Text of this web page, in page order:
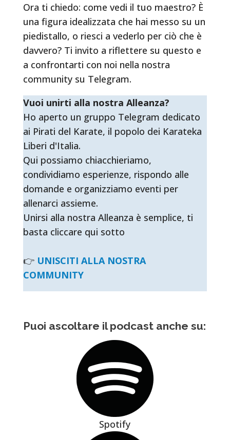
Ora ti chiedo: come vedi il tuo maestro? È
una figura idealizzata che hai messo su un
piedistallo, o riesci a vederlo per ciò che è
davvero? Ti invito a riflettere su questo e
a confrontarti con noi nella nostra
community su Telegram.
Vuoi unirti alla nostra Alleanza?
Ho aperto un gruppo Telegram dedicato
ai Pirati del Karate, il popolo dei Karateka
Liberi d'Italia.
Qui possiamo chiacchieriamo,
condividiamo esperienze, rispondo alle
domande e organizziamo eventi per
allenarci assieme.
Unirsi alla nostra Alleanza è semplice, ti
basta cliccare qui sotto
👉 UNISCITI ALLA NOSTRA
COMMUNITY
Puoi ascoltare il podcast anche su:
Spotify